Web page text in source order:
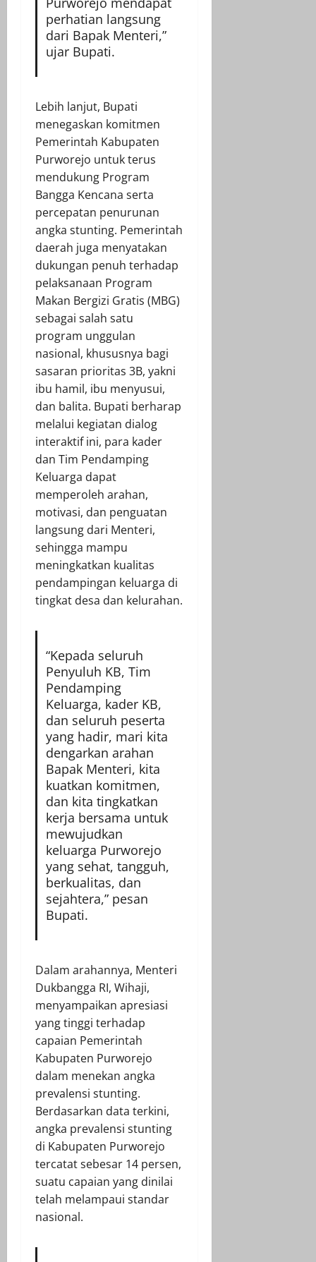
perhatian langsung
dari Bapak Menteri,”
ujar Bupati.
Lebih lanjut, Bupati
menegaskan komitmen
Pemerintah Kabupaten
Purworejo untuk terus
mendukung Program
Bangga Kencana serta
percepatan penurunan
angka stunting. Pemerintah
daerah juga menyatakan
dukungan penuh terhadap
pelaksanaan Program
Makan Bergizi Gratis (MBG)
sebagai salah satu
program unggulan
nasional, khususnya bagi
sasaran prioritas 3B, yakni
ibu hamil, ibu menyusui,
dan balita. Bupati berharap
melalui kegiatan dialog
interaktif ini, para kader
dan Tim Pendamping
Keluarga dapat
memperoleh arahan,
motivasi, dan penguatan
langsung dari Menteri,
sehingga mampu
meningkatkan kualitas
pendampingan keluarga di
tingkat desa dan kelurahan.
“Kepada seluruh
Penyuluh KB, Tim
Pendamping
Keluarga, kader KB,
dan seluruh peserta
yang hadir, mari kita
dengarkan arahan
Bapak Menteri, kita
kuatkan komitmen,
dan kita tingkatkan
kerja bersama untuk
mewujudkan
keluarga Purworejo
yang sehat, tangguh,
berkualitas, dan
sejahtera,” pesan
Bupati.
Dalam arahannya, Menteri
Dukbangga RI, Wihaji,
menyampaikan apresiasi
yang tinggi terhadap
capaian Pemerintah
Kabupaten Purworejo
dalam menekan angka
prevalensi stunting.
Berdasarkan data terkini,
angka prevalensi stunting
di Kabupaten Purworejo
tercatat sebesar 14 persen,
suatu capaian yang dinilai
telah melampaui standar
nasional.